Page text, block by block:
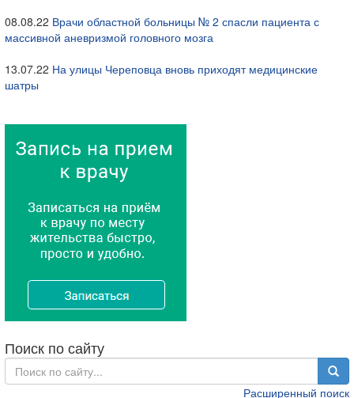
08.08.22 Врачи областной больницы № 2 спасли пациента с
массивной аневризмой головного мозга
13.07.22 На улицы Череповца вновь приходят медицинские
шатры
Поиск по сайту
Расширенный поиск